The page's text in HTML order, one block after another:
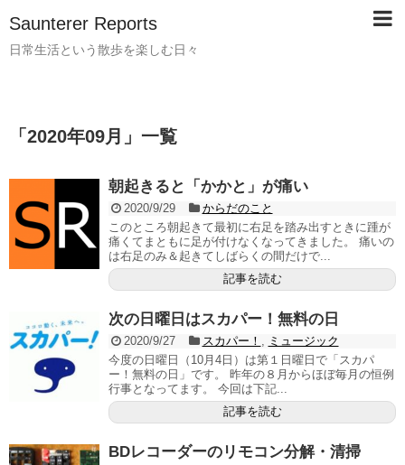
Saunterer Reports
日常生活という散歩を楽しむ日々
「 2020年09月 」 一覧
朝起きると「かかと」が痛い
2020/9/29
からだのこと
このところ朝起きて最初に右足を踏み出すときに踵が
痛くてまともに足が付けなくなってきました。 痛いの
は右足のみ＆起きてしばらくの間だけで...
記事を読む
次の日曜日はスカパー！無料の日
2020/9/27 スカパー！
ミュージック
今度の日曜日（10月4日）は第１日曜日で「スカパ
ー！無料の日」です。 昨年の８月からほぼ毎月の恒例
行事となってます。 今回は下記...
記事を読む
BDレコーダーのリモコン分解・清掃